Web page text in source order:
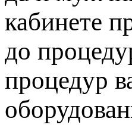
кабинете
до
процедур